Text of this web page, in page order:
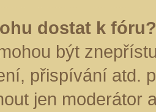
dostat k fóru?
být
přispívání atd.
jen moderátor